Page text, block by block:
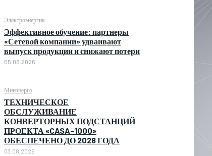
Электроэнергия
Эффективное обучение: партнеры
«Сетевой компании» удваивают
выпуск продукции и снижают потери
05.08.2026
Минэнерго
ТЕХНИЧЕСКОЕ
ОБСЛУЖИВАНИЕ
КОНВЕРТОРНЫХ ПОДСТАНЦИЙ
ПРОЕКТА «CASA-1000»
ОБЕСПЕЧЕНО ДО 2028 ГОДА
03.08.2026